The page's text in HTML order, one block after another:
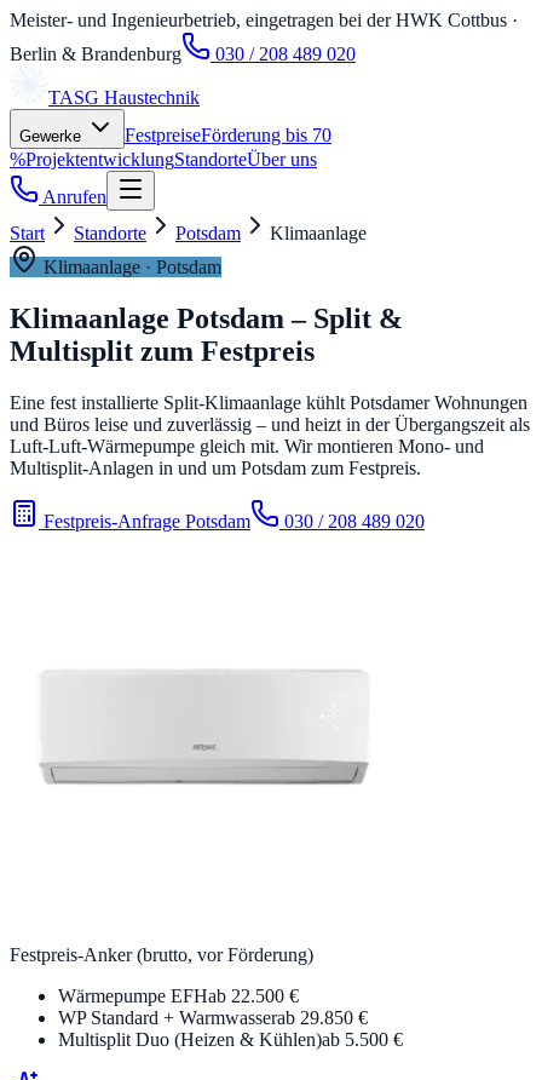
Meister- und Ingenieurbetrieb, eingetragen bei der HWK Cottbus ·
Berlin & Brandenburg
030 / 208 489 020
TASG Haustechnik
Gewerke FestpreiseFörderung bis 70
%ProjektentwicklungStandorteÜber uns
Anrufen
Start
Standorte Potsdam
Klimaanlage
Klimaanlage · Potsdam
Klimaanlage Potsdam – Split &
Multisplit zum Festpreis
Eine fest installierte Split-Klimaanlage kühlt Potsdamer Wohnungen
und Büros leise und zuverlässig – und heizt in der Übergangszeit als
Luft-Luft-Wärmepumpe gleich mit. Wir montieren Mono- und
Multisplit-Anlagen in und um Potsdam zum Festpreis.
Festpreis-Anfrage Potsdam 030 / 208 489 020
Festpreis-Anker (brutto, vor Förderung)
Wärmepumpe EFHab 22.500 €
WP Standard + Warmwasserab 29.850 €
Multisplit Duo (Heizen & Kühlen)ab 5.500 €